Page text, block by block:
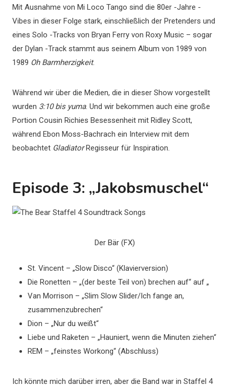
Mit Ausnahme von Mi Loco Tango sind die 80er -Jahre -
Vibes in dieser Folge stark, einschließlich der Pretenders und
eines Solo -Tracks von Bryan Ferry von Roxy Music – sogar
der Dylan -Track stammt aus seinem Album von 1989 von
1989 Oh Barmherzigkeit.
Während wir über die Medien, die in dieser Show vorgestellt
wurden 3:10 bis yuma. Und wir bekommen auch eine große
Portion Cousin Richies Besessenheit mit Ridley Scott,
während Ebon Moss-Bachrach ein Interview mit dem
beobachtet GladiatorRegisseur für Inspiration.
Episode 3: „Jakobsmuschel“
Der Bär (FX)
St. Vincent – „Slow Disco“ (Klavierversion)
Die Ronetten – „(der beste Teil von) brechen auf“ auf „
Van Morrison – „Slim Slow Slider/Ich fange an,
zusammenzubrechen“
Dion – „Nur du weißt“
Liebe und Raketen – „Hauniert, wenn die Minuten ziehen“
REM – „feinstes Workong“ (Abschluss)
Ich könnte mich darüber irren, aber die Band war in Staffel 4